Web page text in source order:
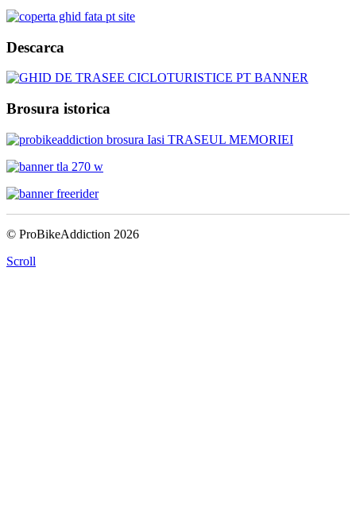
Descarca
Brosura istorica
© ProBikeAddiction 2026
Scroll